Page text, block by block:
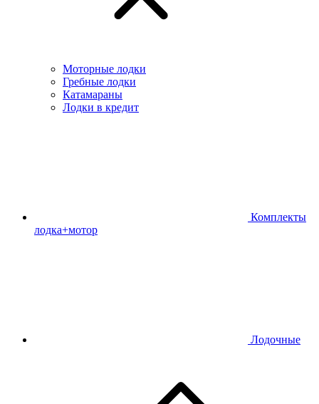
Моторные лодки
Гребные лодки
Катамараны
Лодки в кредит
Комплекты
лодка+мотор
Лодочные